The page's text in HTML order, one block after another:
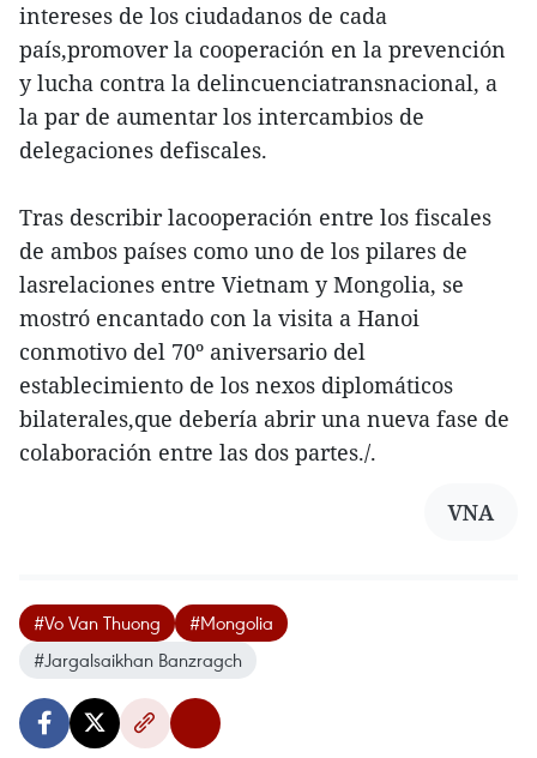
intereses de los ciudadanos de cada
país,promover la cooperación en la prevención
y lucha contra la delincuenciatransnacional, a
la par de aumentar los intercambios de
delegaciones defiscales.
Tras describir lacooperación entre los fiscales
de ambos países como uno de los pilares de
lasrelaciones entre Vietnam y Mongolia, se
mostró encantado con la visita a Hanoi
conmotivo del 70º aniversario del
establecimiento de los nexos diplomáticos
bilaterales,que debería abrir una nueva fase de
colaboración entre las dos partes./.
VNA
#Vo Van Thuong
#Mongolia
#Jargalsaikhan Banzragch